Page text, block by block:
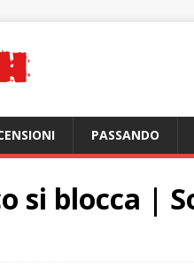
PASSANDO
si blocca |